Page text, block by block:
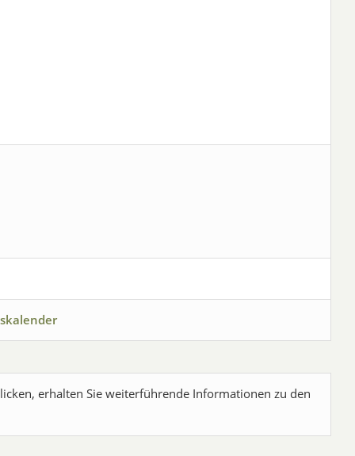
erhalten Sie weiterführende Informationen zu den